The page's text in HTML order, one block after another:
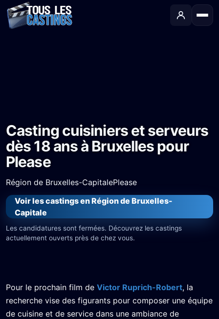
Casting cuisiniers et serveurs
dès 18 ans à Bruxelles pour
Please
Région de Bruxelles-CapitalePlease
Voir les castings en Région de Bruxelles-
Capitale
Les candidatures sont fermées. Découvrez les castings
actuellement ouverts près de chez vous.
Pour le prochain film de Victor Ruprich-Robert, la
recherche vise des figurants pour composer une équipe
de cuisine et de service dans une ambiance de